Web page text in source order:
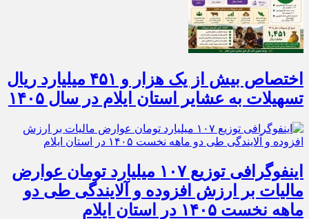
اختصاص بیش از یک هزار و ۴۵۱ میلیارد ریال
تسهیلات به عشایر استان ایلام در سال ۱۴۰۵
اینفوگرافی توزیع ۱۰۷ میلیارد تومان عوارض
مالیات بر ارزش افزوده و آلایندگی طی دو
ماهه نخست ۱۴۰۵ در استان ایلام